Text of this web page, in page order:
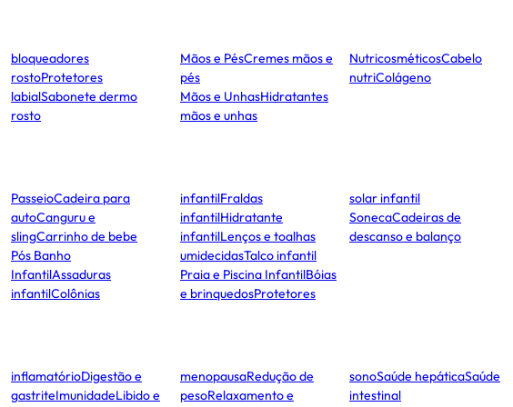
bloqueadores
rostoProtetores
labialSabonete dermo
rosto
Mãos e PésCremes mãos e
pés
Mãos e UnhasHidratantes
mãos e unhas
NutricosméticosCabelo
nutriColágeno
PasseioCadeira para
autoCanguru e
slingCarrinho de bebe
Pós Banho
InfantilAssaduras
infantilColônias
infantilFraldas
infantilHidratante
infantilLenços e toalhas
umidecidasTalco infantil
Praia e Piscina InfantilBóias
e brinquedosProtetores
solar infantil
SonecaCadeiras de
descanso e balanço
inflamatórioDigestão e
gastriteImunidadeLibido e
menopausaRedução de
pesoRelaxamento e
sonoSaúde hepáticaSaúde
intestinal